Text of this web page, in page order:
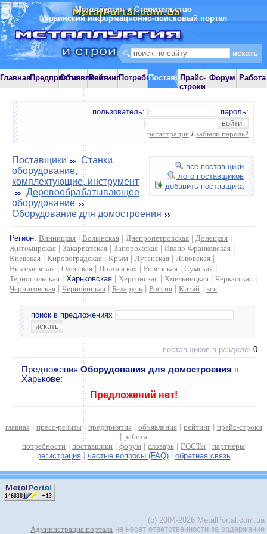
Металлургия и Строительство
Украинский информационно-поисковый портал
ГлавнаяПредприятияОбъявления
РейтингПотребностиПоставщики
Прайс-
строки
Форум Работа
пользователь: пароль:
регистрация / забыли пароль?
все поставщики
лого поставщиков
добавить поставщика
Поставщики
Станки,
оборудование,
комплектующие, инструмент
Деревообрабатывающее
оборудование
Оборудование для домостроения
Регион: Винницкая Волынская Днепропетровская Донецкая
Житомирская
Закарпатская Запорожская Ивано-Франковская
Киевская
Кировоградская Крым Луганская Львовская
Николаевская
Одесская Полтавская Ровенская Сумская
Тернопольская
Харьковская Херсонская Хмельницкая Черкасская
Черниговская
Черновицкая Беларусь Россия Китай все
поиск в предложениях
поставщиков в разделе: 0
Предложения Оборудования для домостроения в
Харькове:
Предложений нет!
главная| пресс-релизы | предприятия| объявления| рейтинг| прайс-строки
работа
потребности
поставщики форум словарь ГОСТы
партнеры
регистрация| частые вопросы (FAQ)| обратная связь
(c) 2004-2026 MetalPortal.com.ua
Администрация портала не несет ответственности за содержание